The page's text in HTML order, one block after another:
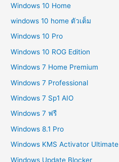
Windows 10 Home
windows 10 home ตัวเต็ม
Windows 10 Pro
Windows 10 ROG Edition
Windows 7 Home Premium
Windows 7 Professional
Windows 7 Sp1 AIO
Windows 7 ฟรี
Windows 8.1 Pro
Windows KMS Activator Ultimate
Windows Update Blocker